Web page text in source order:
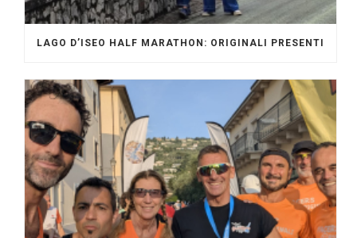
LAGO D’ISEO HALF MARATHON: ORIGINALI PRESENTI